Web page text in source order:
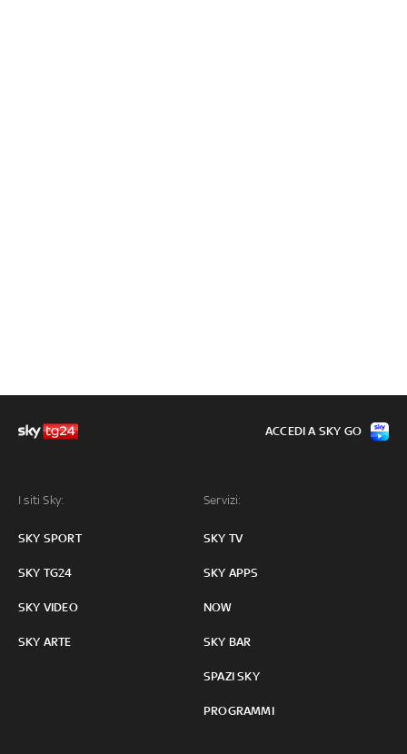
I siti Sky:
SKY SPORT
SKY TG24
SKY VIDEO
SKY ARTE
Servizi:
SKY TV
SKY APPS
NOW
SKY BAR
SPAZI SKY
PROGRAMMI
ACCEDI A SKY GO